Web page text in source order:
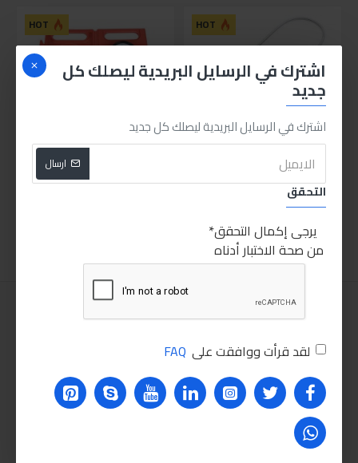
اشترك في الرسايل البريدية ليصلك كل
جديد
اشترك في الرسايل البريدية ليصلك كل جديد
ارسال
التحقق
يرجى إكمال التحقق
من صحة الاختبار أدناه
لقد قرأت ووافقت على FAQ
HOT
250.00LE
اضافة للسلة
HOT